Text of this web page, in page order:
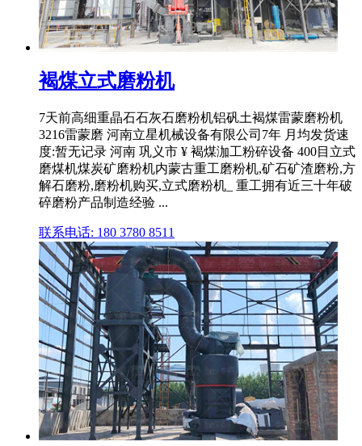
褐煤立式磨粉机
7天前高细重晶石石灰石磨粉机铝矾土褐煤雷蒙磨粉机
3216雷蒙磨 河南立星机械设备有限公司7年 月均发货速
度:暂无记录 河南 巩义市 ¥ 褐煤泇工粉碎设备 400目立式
磨煤机煤炭矿磨粉机内蒙古重工磨粉机,矿石矿渣磨粉,方
解石磨粉,磨粉机购买,立式磨粉机_ 重工拥有近三十年破
碎磨粉产品制造经验 ...
联系电话: 180 3780 8511